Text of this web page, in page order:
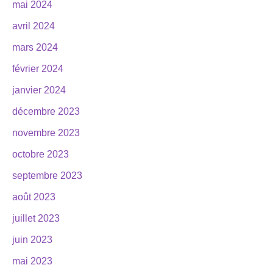
mai 2024
avril 2024
mars 2024
février 2024
janvier 2024
décembre 2023
novembre 2023
octobre 2023
septembre 2023
août 2023
juillet 2023
juin 2023
mai 2023